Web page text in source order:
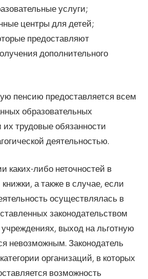
услуги;
центры для детей;
предоставляют
дополнительного
пенсию предоставляется всем
образовательных
трудовые обязанности
деятельностью.
каких-либо неточностей в
а также в случае, если
осуществлялась в
законодательством
выход на льготную
невозможным. Законодатель
организаций, в которых
возможность